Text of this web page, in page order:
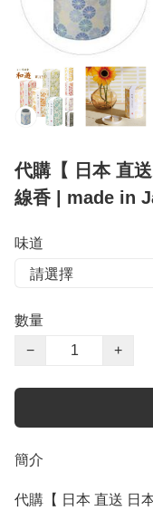
代購【 日本 直
線香 | made in
味道
數量
−
+
簡介
代購【 日本 直送 日